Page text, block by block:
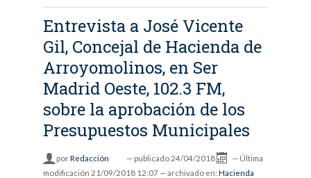
Entrevista a José Vicente
Gil, Concejal de Hacienda de
Arroyomolinos, en Ser
Madrid Oeste, 102.3 FM,
sobre la aprobación de los
Presupuestos Municipales
porRedacción — publicado 24/04/2018 — Última
modificación 21/09/2018 12:07 — archivado en: Hacienda